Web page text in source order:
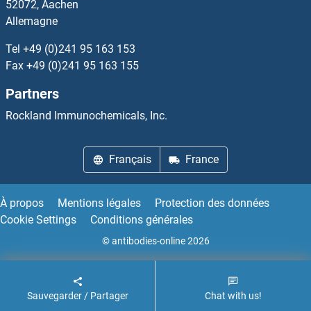
Interleukin 17a Anticorps
Interleukin 35 Anticorps
Interleukin 4 Induced 1 Anticorps
Intersectin 2 Anticorps
Intestinal Alkaline Phosphatase Anticorps
Intraflagellar Transport 20 Homolog Anticorps
52072, Aachen
Allemagne
Tel +49 (0)241 95 163 153
Fax +49 (0)241 95 163 155
Partners
Rockland Immunochemicals, Inc.
Français France
À propos Mentions légales
Protection des données
Cookie Settings
Conditions générales
© antibodies-online 2026
Sauvegarder / Partager Chat with us!